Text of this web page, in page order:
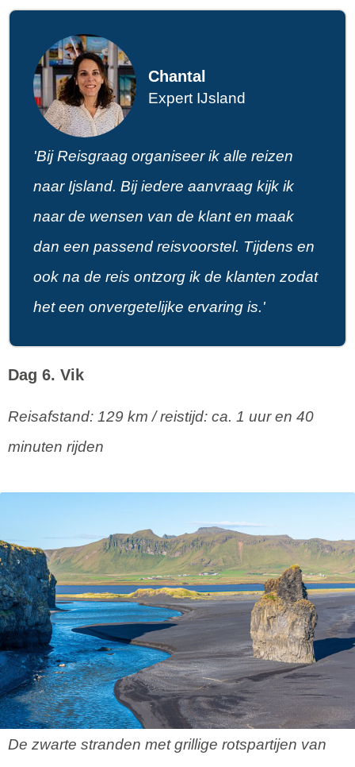
Chantal
Expert IJsland
'Bij Reisgraag organiseer ik alle reizen
naar Ijsland. Bij iedere aanvraag kijk ik
naar de wensen van de klant en maak
dan een passend reisvoorstel. Tijdens en
ook na de reis ontzorg ik de klanten zodat
het een onvergetelijke ervaring is.'
Dag 6. Vik
Reisafstand: 129 km / reistijd: ca. 1 uur en 40
minuten rijden
De zwarte stranden met grillige rotspartijen van